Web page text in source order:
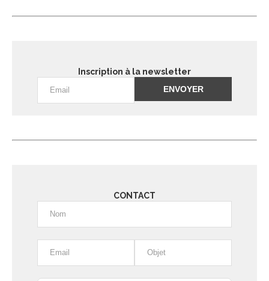
Inscription à la newsletter
CONTACT